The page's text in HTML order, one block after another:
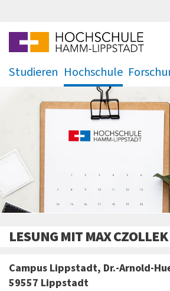
Studieren Hochschule
.
LESUNG MIT MAX CZOLLEK
Campus Lippstadt, Dr.-Arnold-
59557 Lippstadt